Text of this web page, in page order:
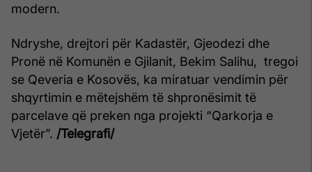
modern.
Ndryshe, drejtori për Kadastër, Gjeodezi dhe
Pronë në Komunën e Gjilanit, Bekim Salihu, tregoi
se Qeveria e Kosovës, ka miratuar vendimin për
shqyrtimin e mëtejshëm të shpronësimit të
parcelave që preken nga projekti “Qarkorja e
Vjetër”. /Telegrafi/